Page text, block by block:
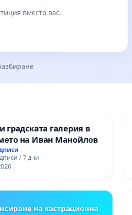
вместо вас.
градската галерия в
на Иван Манойлов
/ 7 дни
на кастрационна